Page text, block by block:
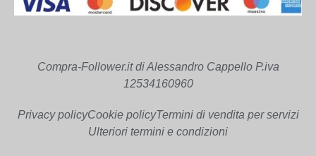
Compra-Follower.it di Alessandro Cappello P.iva
12534160960
Privacy policyCookie policyTermini di vendita per servizi
Ulteriori termini e condizioni